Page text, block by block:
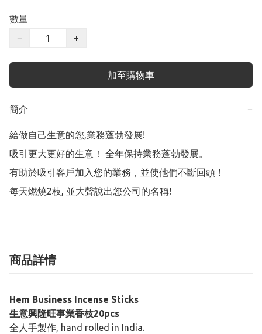
數量
−
+
加至購物車
簡介 −
給做自己生意的您,業務蓬勃發展!
吸引更大更好的生意！ 全年保持業務蓬勃發展。
有助於吸引客戶加入您的業務，並使他們不斷回頭！
每天燃燒2枝, 並大聲說出您公司的名稱!
商品詳情
Hem Business Incense Sticks
生意興隆旺事業香枝20pcs
全人手製作, hand rolled in India.